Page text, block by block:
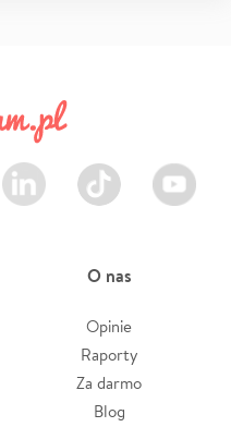
LinkedIn TikTok Youtube
O nas
Opinie
Raporty
Za darmo
Blog